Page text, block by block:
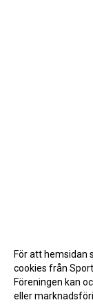
För att hemsidan
cookies från
Föreningen kan
eller